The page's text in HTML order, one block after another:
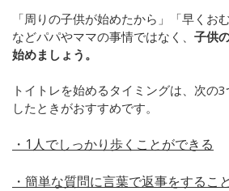
「周りの子供が始めたから」「早くお
などパパやママの事情ではなく、 子供
始めましょう。
トイトレを始めるタイミングは、次の
したときがおすすめです。
・1人でしっかり歩くことができる
・簡単な質問に言葉で返事をするこ